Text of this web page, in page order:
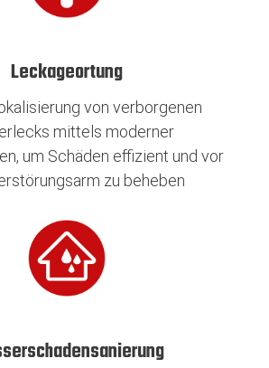
Leckageortung
von verborgenen
mittels moderner
um Schäden effizient und vor
zu beheben